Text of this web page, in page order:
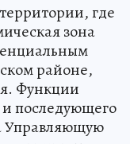
где
зона
районе,
Функции
последующего
Управляющую